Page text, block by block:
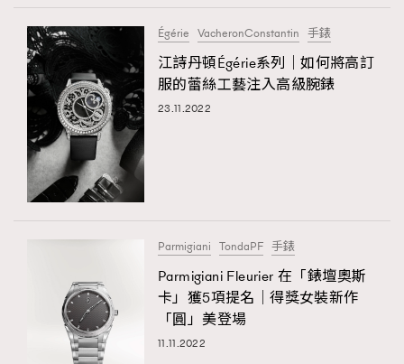
Égérie VacheronConstantin 手錶
江詩丹頓Égérie系列｜如何將高訂
服的蕾絲工藝注入高級腕錶
23.11.2022
Parmigiani TondaPF 手錶
Parmigiani Fleurier 在「錶壇奧斯
卡」獲5項提名│得獎女裝新作
「圓」美登場
11.11.2022